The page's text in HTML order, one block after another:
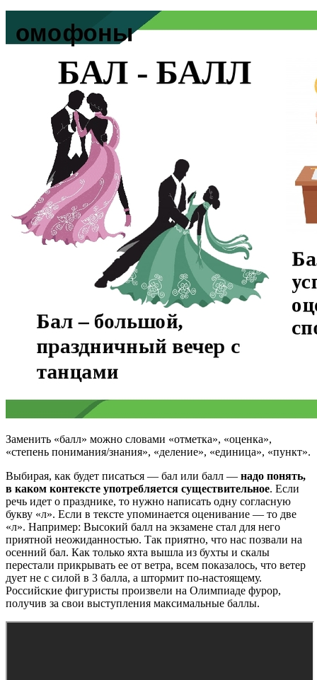
Заменить «балл» можно словами «отметка», «оценка»,
«степень понимания/знания», «деление», «единица», «пункт».
Выбирая, как будет писаться — бал или балл — надо понять,
в каком контексте употребляется существительное. Если
речь идет о празднике, то нужно написать одну согласную
букву «л». Если в тексте упоминается оценивание — то две
«л». Например: Высокий балл на экзамене стал для него
приятной неожиданностью. Так приятно, что нас позвали на
осенний бал. Как только яхта вышла из бухты и скалы
перестали прикрывать ее от ветра, всем показалось, что ветер
дует не с силой в 3 балла, а штормит по-настоящему.
Российские фигуристы произвели на Олимпиаде фурор,
получив за свои выступления максимальные баллы.